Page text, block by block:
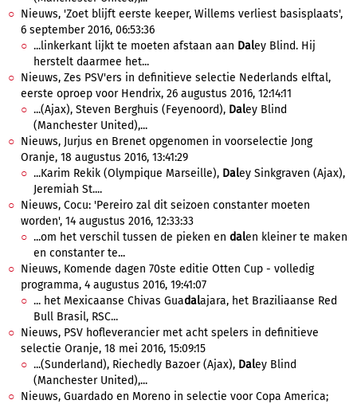
Nieuws, 'Zoet blijft eerste keeper, Willems verliest basisplaats',
6 september 2016, 06:53:36
...linkerkant lijkt te moeten afstaan aan Daley Blind. Hij
herstelt daarmee het...
Nieuws, Zes PSV'ers in definitieve selectie Nederlands elftal,
eerste oproep voor Hendrix, 26 augustus 2016, 12:14:11
...(Ajax), Steven Berghuis (Feyenoord), Daley Blind
(Manchester United),...
Nieuws, Jurjus en Brenet opgenomen in voorselectie Jong
Oranje, 18 augustus 2016, 13:41:29
...Karim Rekik (Olympique Marseille), Daley Sinkgraven (Ajax),
Jeremiah St....
Nieuws, Cocu: 'Pereiro zal dit seizoen constanter moeten
worden', 14 augustus 2016, 12:33:33
...om het verschil tussen de pieken en dalen kleiner te maken
en constanter te...
Nieuws, Komende dagen 70ste editie Otten Cup - volledig
programma, 4 augustus 2016, 19:41:07
... het Mexicaanse Chivas Guadalajara, het Braziliaanse Red
Bull Brasil, RSC...
Nieuws, PSV hofleverancier met acht spelers in definitieve
selectie Oranje, 18 mei 2016, 15:09:15
...(Sunderland), Riechedly Bazoer (Ajax), Daley Blind
(Manchester United),...
Nieuws, Guardado en Moreno in selectie voor Copa America;